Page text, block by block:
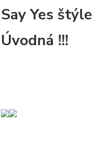
Say Yes štýle
Úvodná !!!